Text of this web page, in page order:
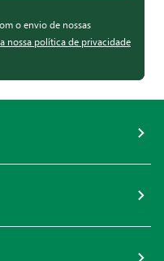
o envio de nossas
nossa política de privacidade